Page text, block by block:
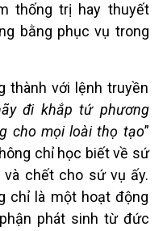
thống trị hay thuyết
bằng phục vụ trong
thành với lệnh truyền
đi khắp tứ phương
cho mọi loài thọ tạo”
chỉ học biết về sứ
chết cho sứ vụ ấy.
chỉ là một hoạt động
phát sinh từ đức